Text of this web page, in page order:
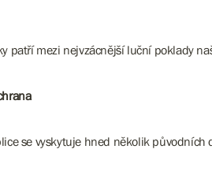
patří mezi nejvzácnější luční poklady
se vyskytuje hned několik původních